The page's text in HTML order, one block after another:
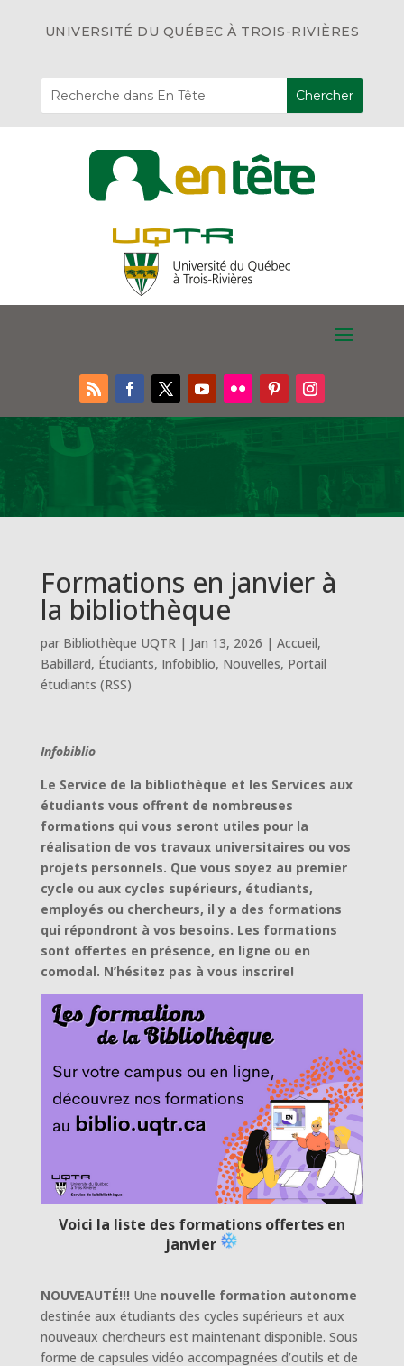
UNIVERSITÉ DU QUÉBEC À TROIS-RIVIÈRES
Formations en janvier à
la bibliothèque
par Bibliothèque UQTR| Jan 13, 2026 | Accueil,
Babillard, Étudiants, Infobiblio, Nouvelles, Portail
étudiants (RSS)
Infobiblio
Le Service de la bibliothèque et les Services aux
étudiants vous offrent de nombreuses
formations qui vous seront utiles pour la
réalisation de vos travaux universitaires ou vos
projets personnels. Que vous soyez au premier
cycle ou aux cycles supérieurs, étudiants,
employés ou chercheurs, il y a des formations
qui répondront à vos besoins. Les formations
sont offertes en présence, en ligne ou en
comodal. N’hésitez pas à vous inscrire!
Voici la liste des formations offertes en
janvier
NOUVEAUTÉ!!! Une nouvelle formation autonome
destinée aux étudiants des cycles supérieurs et aux
nouveaux chercheurs est maintenant disponible. Sous
forme de capsules vidéo accompagnées d’outils et de